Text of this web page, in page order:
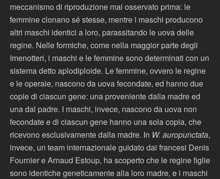
meccanismo di riproduzione mai osservato prima: le
femmine clonano sé stesse, mentre i maschi producono
altri maschi identici a loro, parassitando le uova delle
regine. Nelle formiche, come nella maggior parte degli
Imenotteri, i maschi e le femmine sono determinati con un
sistema detto aplodiploide. Le femmine, ovvero le regine
e le operaie, nascono da uova fecondate, ed hanno due
copie di ciascun gene: una proveniente dalla madre ed
una dal padre. I maschi, invece, nascono da uova non
fecondate e di ciascun gene hanno una sola copia, che
ricevono esclusivamente dalla madre. In W. auropunctata,
invece, un team internazionale guidato dai francesi Denis
Fournier e Arnaud Estoup, ha scoperto che le regine figlie
sono identiche geneticamente alla loro madre, e i maschi